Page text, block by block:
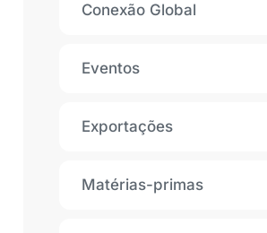
Conexão Global
Eventos
Exportações
Matérias-primas